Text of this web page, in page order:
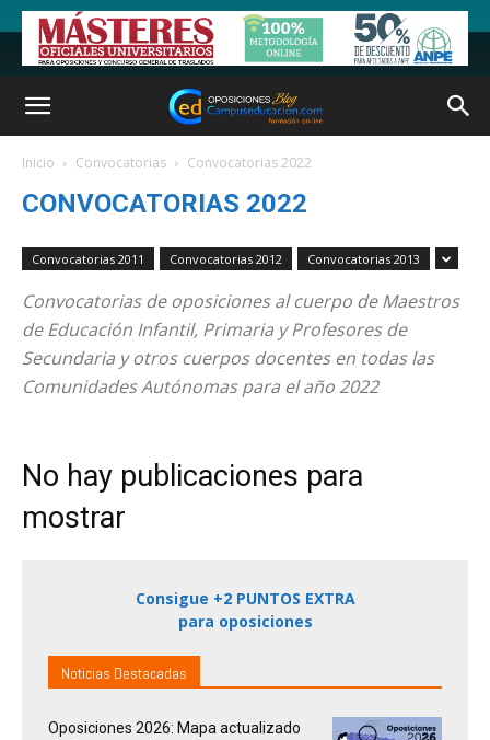
Inicio Convocatorias Convocatorias 2022
CONVOCATORIAS 2022
Convocatorias 2011 Convocatorias 2012 Convocatorias 2013
Convocatorias de oposiciones al cuerpo de Maestros
de Educación Infantil, Primaria y Profesores de
Secundaria y otros cuerpos docentes en todas las
Comunidades Autónomas para el año 2022
No hay publicaciones para
mostrar
Consigue +2 PUNTOS EXTRA
para oposiciones
Noticias Destacadas
Oposiciones 2026: Mapa actualizado